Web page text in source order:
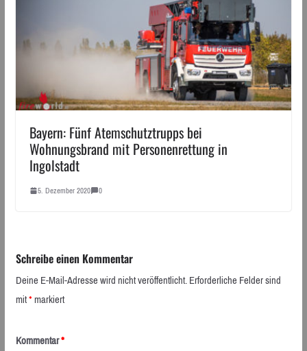
Bayern: Fünf Atemschutztrupps bei
Wohnungsbrand mit Personenrettung in
Ingolstadt
5. Dezember 2020 0
Schreibe einen Kommentar
Deine E-Mail-Adresse wird nicht veröffentlicht.Erforderliche Felder sind
mit*markiert
Kommentar*